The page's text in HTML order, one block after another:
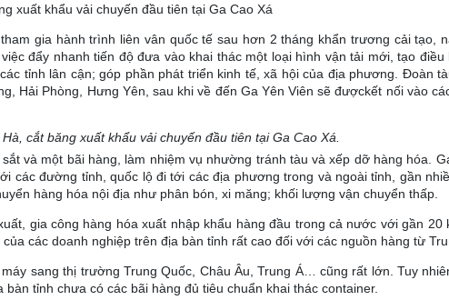
xuất khẩu vải chuyến đầu tiên tại Ga Cao Xá
gia hành trình liên vân quốc tế sau hơn 2 tháng khẩn trương cải tạo,
đẩy nhanh tiến độ đưa vào khai thác một loại hình vận tải mới, tạo
tỉnh lân cận; góp phần phát triển kinh tế, xã hội của địa phương. Đoàn
Hải Phòng, Hưng Yên, sau khi về đến Ga Yên Viên sẽ đượckết nối vào
cắt băng xuất khẩu vải chuyến đầu tiên tại Ga Cao Xá.
và một bãi hàng, làm nhiệm vụ nhường tránh tàu và xếp dỡ hàng hóa.
các đường tỉnh, quốc lộ đi tới các địa phương trong và ngoài tỉnh, gần
hàng hóa nội địa như phân bón, xi măng; khối lượng vận chuyển thấp.
gia công hàng hóa xuất nhập khẩu hàng đầu trong cả nước với gần 20
các doanh nghiệp trên địa bàn tỉnh rất cao đối với các nguồn hàng từ
sang thị trường Trung Quốc, Châu Âu, Trung Á… cũng rất lớn. Tuy
tỉnh chưa có các bãi hàng đủ tiêu chuẩn khai thác container.